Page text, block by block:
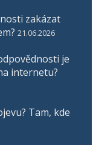
zakázat
21.06.2026
je
internetu?
Tam, kde